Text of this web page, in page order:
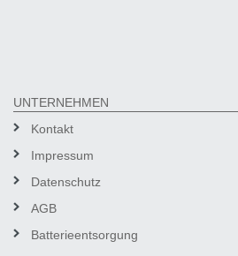
UNTERNEHMEN
Kontakt
Impressum
Datenschutz
AGB
Batterieentsorgung